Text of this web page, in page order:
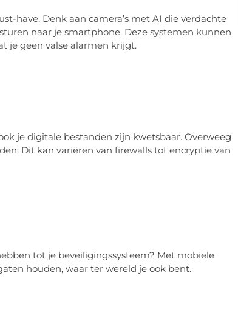
have. Denk aan camera’s met AI die verdachte
naar je smartphone. Deze systemen kunnen
je geen valse alarmen krijgt.
je digitale bestanden zijn kwetsbaar. Overweeg
Dit kan variëren van firewalls tot encryptie van
tot je beveiligingssysteem? Met mobiele
houden, waar ter wereld je ook bent.